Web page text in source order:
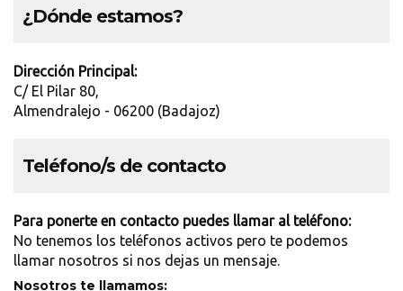
¿Dónde estamos?
Dirección Principal:
C/ El Pilar 80,
Almendralejo - 06200 (Badajoz)
Teléfono/s de contacto
Para ponerte en contacto puedes llamar al teléfono:
No tenemos los teléfonos activos pero te podemos
llamar nosotros si nos dejas un mensaje.
Nosotros te llamamos: